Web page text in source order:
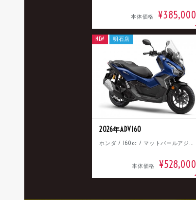
本体価格 ¥385,000
2026年ADV160
ホンダ / 160cc / マットパールアジャイルブルー
本体価格 ¥528,000
NEW 明石店